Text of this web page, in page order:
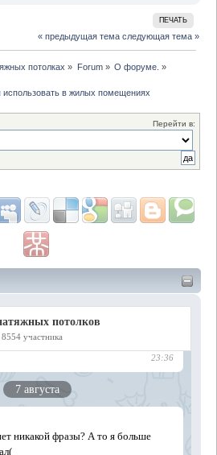
ПЕЧАТЬ
« предыдущая тема следующая тема »
потолках » Forum» О форуме. »
в жилых помещениях
Перейти в: